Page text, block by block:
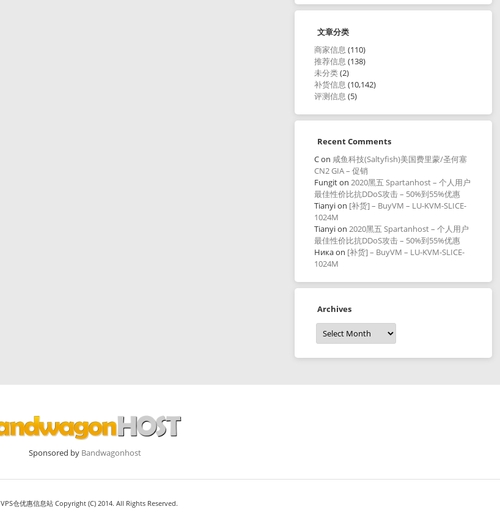
文章分类
商家信息 (110)
推荐信息 (138)
未分类(2)
补货信息 (10,142)
评测信息 (5)
Recent Comments
Con 咸鱼科技(Saltyfish)美国费里蒙/圣何塞
CN2 GIA – 促销
Fungiton2020黑五 Spartanhost – 个人用户
最佳性价比抗DDoS攻击 – 50%到55%优惠
Tianyion [补货] – BuyVM – LU-KVM-SLICE-
1024M
Tianyion2020黑五 Spartanhost – 个人用户
最佳性价比抗DDoS攻击 – 50%到55%优惠
Никаon [补货] – BuyVM – LU-KVM-SLICE-
1024M
Archives
Archives
Sponsored by Bandwagonhost
VPS仓优惠信息站 Copyright (C) 2014. All Rights Reserved.